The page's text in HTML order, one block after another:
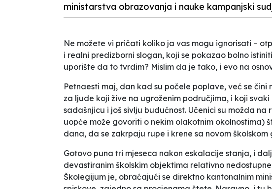
ministarstva obrazovanja i nauke kampanjski
Ne možete vi pričati koliko ja vas mogu ignorisati –
i realni predizborni slogan, koji se pokazao bolno
uporište da to tvrdim? Mislim da je tako, i evo na
Petnaesti maj, dan kad su počele poplave, već se
za ljude koji žive na ugroženim područjima, i koji
sadašnjicu i još sivlju budućnost. Učenici su možda na
uopće može govoriti o nekim olakotnim okolnostima)
dana, da se zakrpaju rupe i krene sa novom školskom
Gotovo puna tri mjeseca nakon eskalacije stanja, i
devastiranim školskim objektima relativno
Školegijum je, obraćajući se direktno kantonalnim